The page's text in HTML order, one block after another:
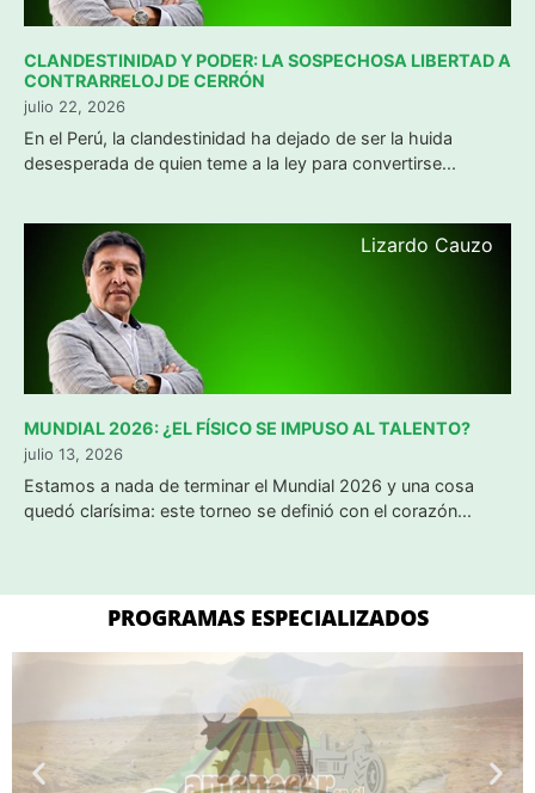
CLANDESTINIDAD Y PODER: LA SOSPECHOSA LIBERTAD A
CONTRARRELOJ DE CERRÓN
julio 22, 2026
​En el Perú, la clandestinidad ha dejado de ser la huida
desesperada de quien teme a la ley para convertirse...
Lizardo Cauzo
MUNDIAL 2026: ¿EL FÍSICO SE IMPUSO AL TALENTO?
julio 13, 2026
​Estamos a nada de terminar el Mundial 2026 y una cosa
quedó clarísima: este torneo se definió con el corazón...
PROGRAMAS ESPECIALIZADOS